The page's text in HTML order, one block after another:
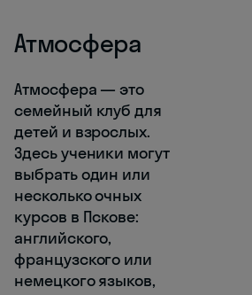
Атмосфера
Атмосфера — это
семейный клуб для
детей и взрослых.
Здесь ученики могут
выбрать один или
несколько очных
курсов в Пскове:
английского,
французского или
немецкого языков,